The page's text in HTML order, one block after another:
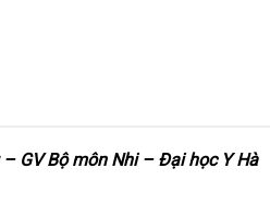
GV Bộ môn Nhi – Đại học Y Hà